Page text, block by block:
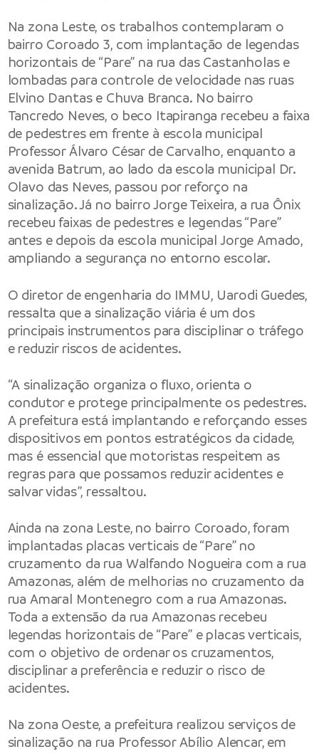
Na zona Leste, os trabalhos contemplaram o
bairro Coroado 3, com implantação de legendas
horizontais de “Pare” na rua das Castanholas e
lombadas para controle de velocidade nas ruas
Elvino Dantas e Chuva Branca. No bairro
Tancredo Neves, o beco Itapiranga recebeu a faixa
de pedestres em frente à escola municipal
Professor Álvaro César de Carvalho, enquanto a
avenida Batrum, ao lado da escola municipal Dr.
Olavo das Neves, passou por reforço na
sinalização. Já no bairro Jorge Teixeira, a rua Ônix
recebeu faixas de pedestres e legendas “Pare”
antes e depois da escola municipal Jorge Amado,
ampliando a segurança no entorno escolar.
O diretor de engenharia do IMMU, Uarodi Guedes,
ressalta que a sinalização viária é um dos
principais instrumentos para disciplinar o tráfego
e reduzir riscos de acidentes.
“A sinalização organiza o fluxo, orienta o
condutor e protege principalmente os pedestres.
A prefeitura está implantando e reforçando esses
dispositivos em pontos estratégicos da cidade,
mas é essencial que motoristas respeitem as
regras para que possamos reduzir acidentes e
salvar vidas”, ressaltou.
Ainda na zona Leste, no bairro Coroado, foram
implantadas placas verticais de “Pare” no
cruzamento da rua Walfando Nogueira com a rua
Amazonas, além de melhorias no cruzamento da
rua Amaral Montenegro com a rua Amazonas.
Toda a extensão da rua Amazonas recebeu
legendas horizontais de “Pare” e placas verticais,
com o objetivo de ordenar os cruzamentos,
disciplinar a preferência e reduzir o risco de
acidentes.
Na zona Oeste, a prefeitura realizou serviços de
sinalização na rua Professor Abílio Alencar, em